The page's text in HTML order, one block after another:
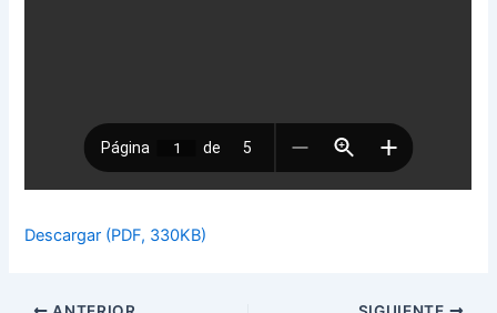
Descargar (PDF, 330KB)